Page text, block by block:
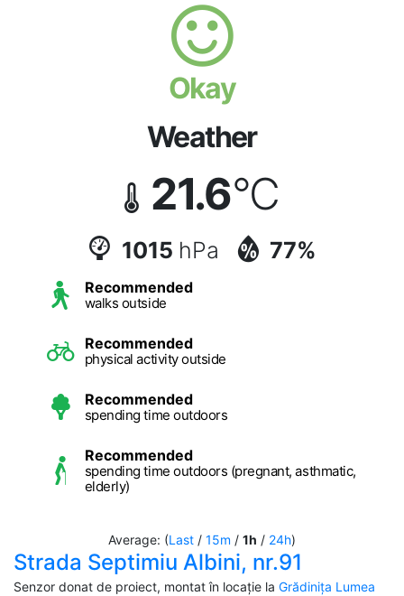
Okay
Weather
21.6°C
1015 hPa 77%
Recommended
walks outside
Recommended
physical activity outside
Recommended
spending time outdoors
Recommended
spending time outdoors (pregnant, asthmatic,
elderly)
Average: (Last / 15m / 1h / 24h)
Strada Septimiu Albini, nr.91
Senzor donat de proiect, montat în locație la Grădinița Lumea